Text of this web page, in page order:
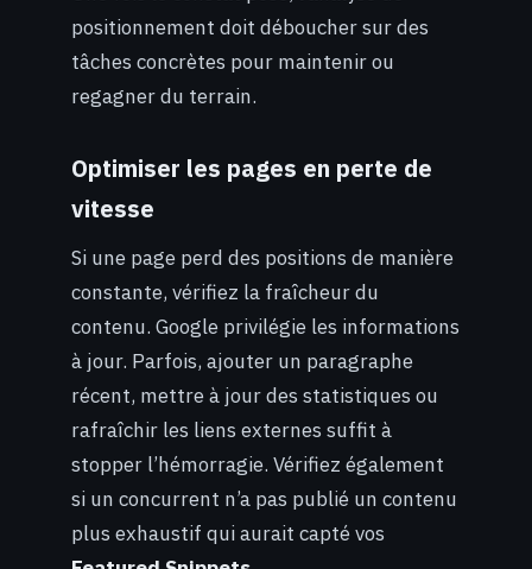
positionnement doit déboucher sur des
tâches concrètes pour maintenir ou
regagner du terrain.
Optimiser les pages en perte de
vitesse
Si une page perd des positions de manière
constante, vérifiez la fraîcheur du
contenu. Google privilégie les informations
à jour. Parfois, ajouter un paragraphe
récent, mettre à jour des statistiques ou
rafraîchir les liens externes suffit à
stopper l’hémorragie. Vérifiez également
si un concurrent n’a pas publié un contenu
plus exhaustif qui aurait capté vos